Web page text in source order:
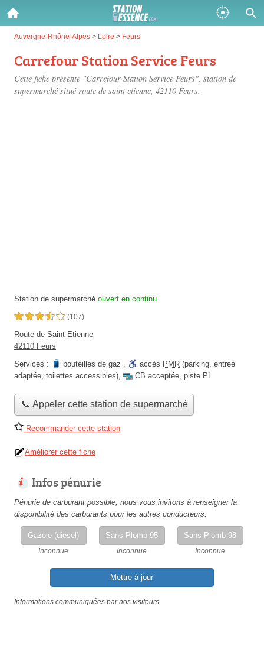
Auvergne-Rhône-Alpes > Loire > Feurs
Carrefour Station Service Feurs
Cette fiche présente "Carrefour Station Service Feurs", station de
supermarché situé route de saint etienne, 42110 Feurs.
Station de supermarché ouvert en continu
3,5 étoiles sur 5 (107)
Route de Saint Etienne
42110 Feurs
Services :
bouteilles de gaz , accès PMR (parking, entrée
adaptée, toilettes accessibles), CB acceptée, piste PL
📞 Appeler cette station de supermarché
Recommander cette station
Améliorer cette fiche
Infos pénurie
Pénurie de carburant possible, nous vous invitons à renseigner la
disponibilité des carburants pour les autres conducteurs.
Gazole (diesel)
Inconnue
Sans Plomb 95
Inconnue
Sans Plomb 98
Inconnue
Mettre à jour
Informations communiquées par nos visiteurs.
Gazole :
Disponible Épuisé
SP 98 :